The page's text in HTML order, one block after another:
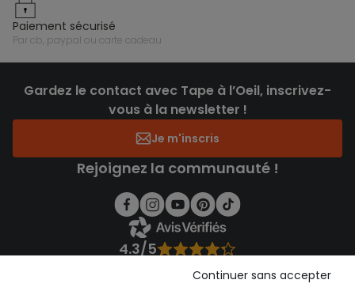
paiement sécurisé
par cb, paypal ou carte cadeau
Gardez le contact avec Tape à l’Oeil, inscrivez-
vous à la newsletter !
Je m'inscris
Rejoignez la communauté !
4.3/5
Voir l’attestation de confianceContinuer sans accepter